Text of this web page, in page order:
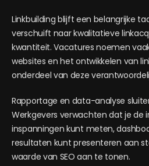
Linkbuilding blijft een belangrijke
verschuift naar kwalitatieve
kwantiteit. Vacatures noemen
websites en het ontwikkelen van
onderdeel van deze
Rapportage en data-analyse
Werkgevers verwachten dat je de
inspanningen kunt meten,
resultaten kunt presenteren aan
waarde van SEO aan te tonen.